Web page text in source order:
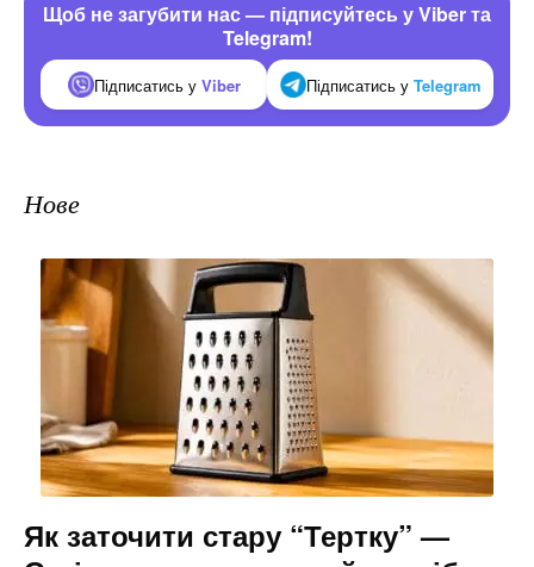
Щоб не загубити нас — підписуйтесь у Viber та
Telegram!
Підписатись у Viber Підписатись у Telegram
Нове
Як заточити стару “Тертку” —